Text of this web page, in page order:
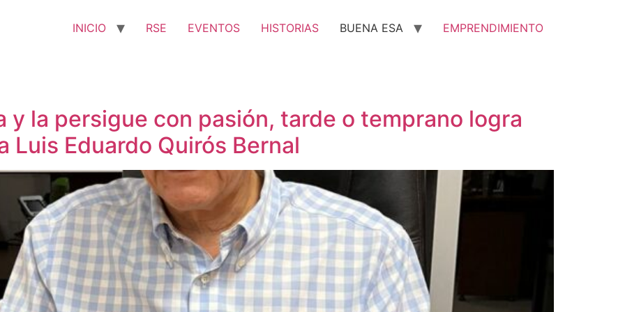
INICIO RSE EVENTOS HISTORIAS BUENA ESA EMPRENDIMIENTO
y la persigue con pasión, tarde o temprano logra
Luis Eduardo Quirós Bernal